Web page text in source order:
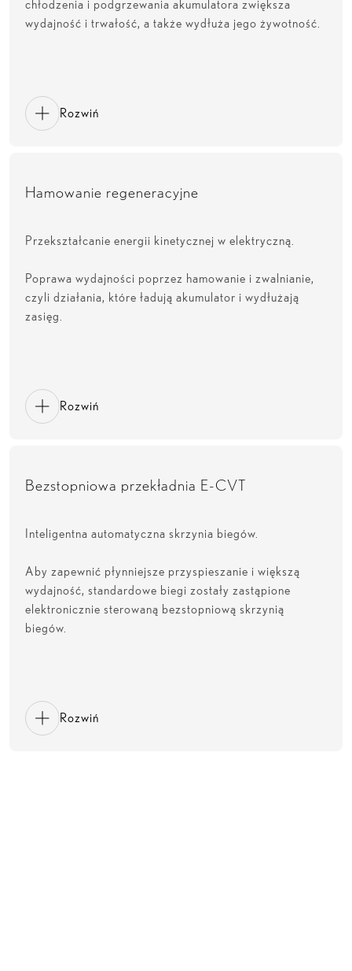
chłodzenia i podgrzewania akumulatora zwiększa
wydajność i trwałość, a także wydłuża jego żywotność.
Rozwiń
Hamowanie regeneracyjne
Przekształcanie energii kinetycznej w elektryczną.
Poprawa wydajności poprzez hamowanie i zwalnianie,
czyli działania, które ładują akumulator i wydłużają
zasięg.
Rozwiń
Bezstopniowa przekładnia E-CVT
Inteligentna automatyczna skrzynia biegów.
Aby zapewnić płynniejsze przyspieszanie i większą
wydajność, standardowe biegi zostały zastąpione
elektronicznie sterowaną bezstopniową skrzynią
biegów.
Rozwiń